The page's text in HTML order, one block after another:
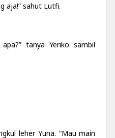
aja!” sahut Lutfi.
tanya Yeriko sambil
leher Yuna. “Mau main